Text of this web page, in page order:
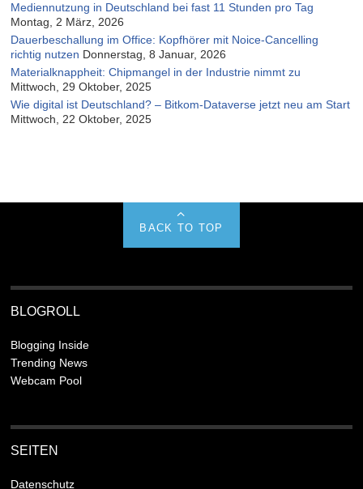
Mediennutzung in Deutschland bei fast 11 Stunden pro Tag
Montag, 2 März, 2026
Dauerbeschallung im Office: Kopfhörer mit Noice-Cancelling
richtig nutzen Donnerstag, 8 Januar, 2026
Materialknappheit: Chipmangel in der Industrie nimmt zu
Mittwoch, 29 Oktober, 2025
Wie digital ist Deutschland? – Bitkom-Dataverse jetzt neu am Start
Mittwoch, 22 Oktober, 2025
BACK TO TOP
BLOGROLL
Blogging Inside
Trending News
Webcam Pool
SEITEN
Datenschutz